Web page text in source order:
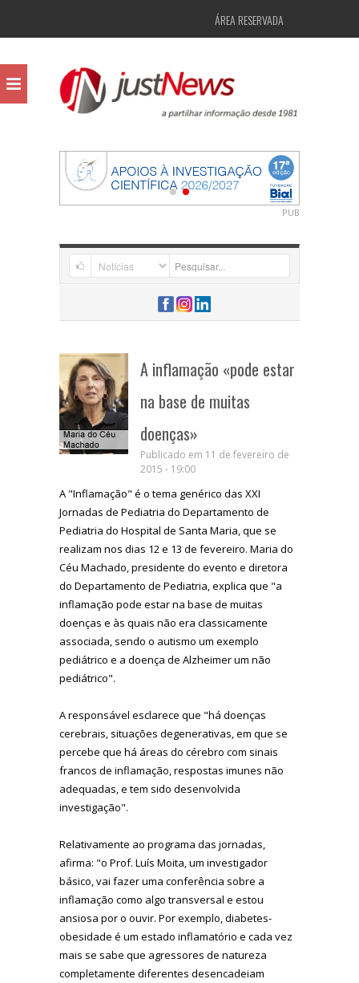
ÁREA RESERVADA
PUB
A inflamação «pode estar
na base de muitas
doenças»
Publicado em 11 de fevereiro de
2015 - 19:00
A "Inflamação" é o tema genérico das XXI
Jornadas de Pediatria do Departamento de
Pediatria do Hospital de Santa Maria, que se
realizam nos dias 12 e 13 de fevereiro. Maria do
Céu Machado, presidente do evento e diretora
do Departamento de Pediatria, explica que "a
inflamação pode estar na base de muitas
doenças e às quais não era classicamente
associada, sendo o autismo um exemplo
pediátrico e a doença de Alzheimer um não
pediátrico".
A responsável esclarece que "há doenças
cerebrais, situações degenerativas, em que se
percebe que há áreas do cérebro com sinais
francos de inflamação, respostas imunes não
adequadas, e tem sido desenvolvida
investigação".
Relativamente ao programa das jornadas,
afirma: "o Prof. Luís Moita, um investigador
básico, vai fazer uma conferência sobre a
inflamação como algo transversal e estou
ansiosa por o ouvir. Por exemplo, diabetes-
obesidade é um estado inflamatório e cada vez
mais se sabe que agressores de natureza
completamente diferentes desencadeiam